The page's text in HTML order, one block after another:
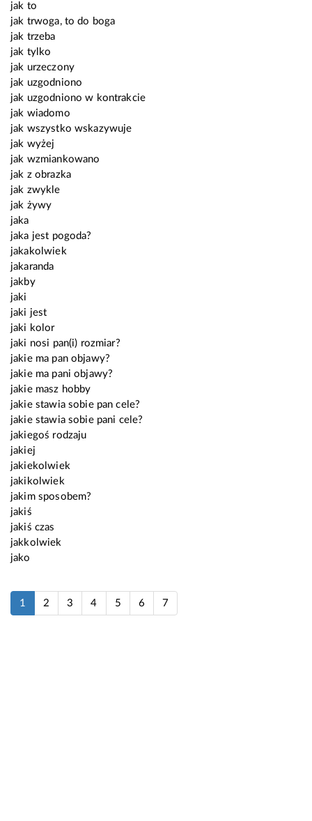
jak to
jak trwoga, to do boga
jak trzeba
jak tylko
jak urzeczony
jak uzgodniono
jak uzgodniono w kontrakcie
jak wiadomo
jak wszystko wskazywuje
jak wyżej
jak wzmiankowano
jak z obrazka
jak zwykle
jak żywy
jaka
jaka jest pogoda?
jakakolwiek
jakaranda
jakby
jaki
jaki jest
jaki kolor
jaki nosi pan(i) rozmiar?
jakie ma pan objawy?
jakie ma pani objawy?
jakie masz hobby
jakie stawia sobie pan cele?
jakie stawia sobie pani cele?
jakiegoś rodzaju
jakiej
jakiekolwiek
jakikolwiek
jakim sposobem?
jakiś
jakiś czas
jakkolwiek
jako
1 2 3 4 5 6 7